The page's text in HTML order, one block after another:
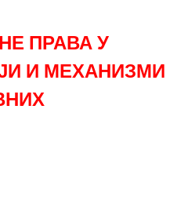
ПРАВА У
И МЕХАНИЗМИ